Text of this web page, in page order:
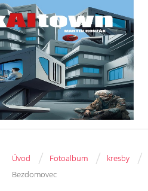
Úvod / Fotoalbum / kresby /
Bezdomovec